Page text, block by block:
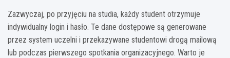
Zazwyczaj, po przyjęciu na studia, każdy student otrzymuje
indywidualny login i hasło. Te dane dostępowe są generowane
przez system uczelni i przekazywane studentowi drogą mailową
lub podczas pierwszego spotkania organizacyjnego. Warto je